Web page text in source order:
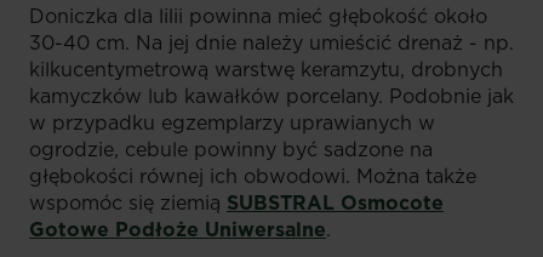
Doniczka dla lilii powinna mieć głębokość około
30-40 cm. Na jej dnie należy umieścić drenaż - np.
kilkucentymetrową warstwę keramzytu, drobnych
kamyczków lub kawałków porcelany. Podobnie jak
w przypadku egzemplarzy uprawianych w
ogrodzie, cebule powinny być sadzone na
głębokości równej ich obwodowi. Można także
wspomóc się ziemią SUBSTRAL Osmocote
Gotowe Podłoże Uniwersalne.